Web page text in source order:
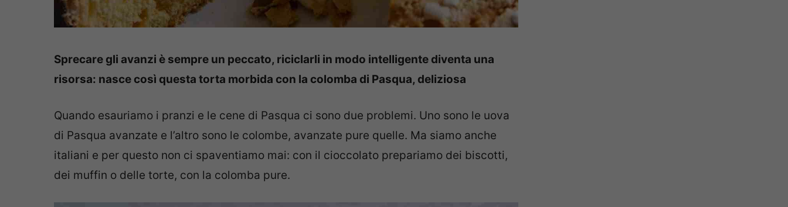
Sprecare gli avanzi è sempre un peccato, riciclarli in modo intelligente diventa una
risorsa: nasce così questa torta morbida con la colomba di Pasqua, deliziosa
Quando esauriamo i pranzi e le cene di Pasqua ci sono due problemi. Uno sono le uova
di Pasqua avanzate e l’altro sono le colombe, avanzate pure quelle. Ma siamo anche
italiani e per questo non ci spaventiamo mai: con il cioccolato prepariamo dei biscotti,
dei muffin o delle torte, con la colomba pure.